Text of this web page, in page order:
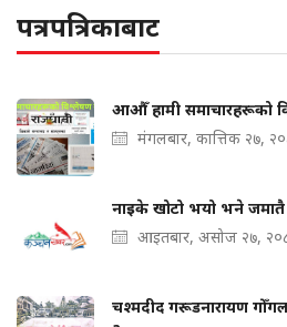
पत्रपत्रिकाबाट
आऔँ हामी समाचारहरूको
मंगलबार, कात्तिक २७,
नाइके खोटो भयो भने जमातै
आइतबार, असोज २७,
चश्मदीद गरूडनारायण